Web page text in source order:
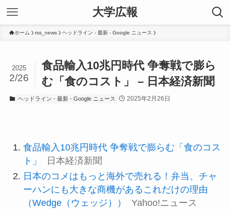
大学広報
ホーム rss_news ヘッドライン - 最新 - Google ニュース
食品輸入10兆円時代 争奪戦で膨ら
む「食のコスト」 – 日本経済新聞
2025
2/26
ヘッドライン - 最新 - Google ニュース 2025年2月26日
食品輸入10兆円時代 争奪戦で膨らむ「食のコス
ト」
日本経済新聞
日本のコメはもっと海外で売れる！弁当、チャ
ーハンにも大きな商機があるこれだけの理由
（Wedge（ウェッジ））
Yahoo!ニュース